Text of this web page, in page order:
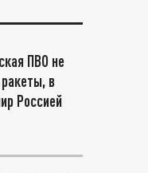
ПВО не
в
Россией